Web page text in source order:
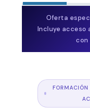
Oferta
Incluye acceso
con
FORMACIÓN